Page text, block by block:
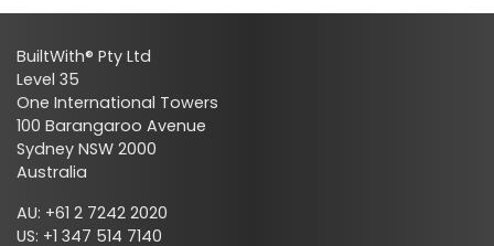
BuiltWith® Pty Ltd
Level 35
One International Towers
100 Barangaroo Avenue
Sydney NSW 2000
Australia
AU: +61 2 7242 2020
US: +1 347 514 7140